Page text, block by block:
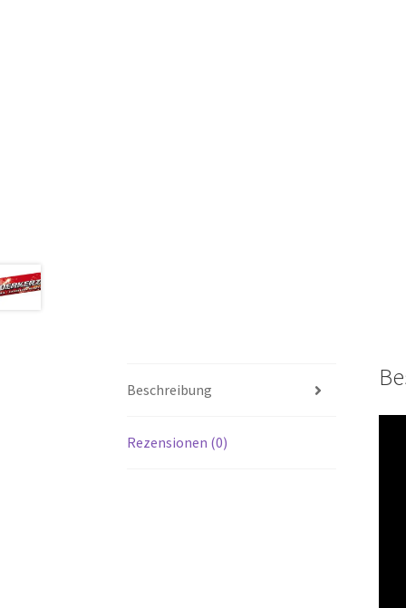
Beschreibung
Rezensionen (0)